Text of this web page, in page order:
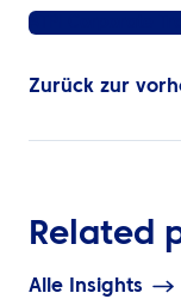
Zurück zur
Related
Alle Insights